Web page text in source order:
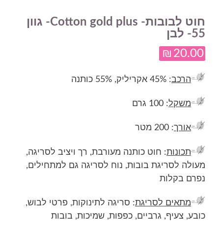
חוט לבובות- Cotton gold plus- גוון
55- לבן
₪ 20.00
הרכב: 45% אקריליק, 55% כותנה
משקל: 100 גרם
אורך: 200 מטר
תכונות: חוט כותנה מעורבת, רך ויציב לסריגה,
מעולה לסריגת בובות, נוח לסריגה גם למתחילים,
נפרם בקלות
מתאים לסריגת: סריגה לתינוקות, פרטי לבוש,
כובע, צעיף, גרביים, כפפות, שמיכות, בובות